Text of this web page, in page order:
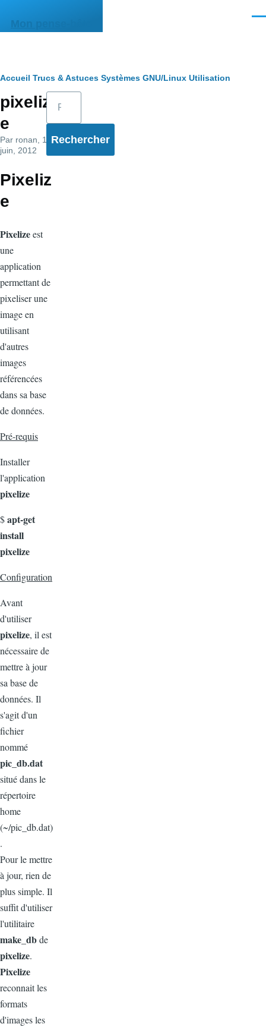
Mon pense-bête
Fil
d'Ariane
Accueil Trucs & Astuces Systèmes GNU/Linux Utilisation
pixeliz
e
Par ronan , 11
juin, 2012
Pixeliz
e
Pixelizeest
une
application
permettant de
pixeliser une
image en
utilisant
d'autres
images
référencées
dans sa base
de données.
Pré-requis
Installer
l'application
pixelize
$apt-get
install
pixelize
Configuration
Avant
d'utiliser
pixelize, il est
nécessaire de
mettre à jour
sa base de
données. Il
s'agit d'un
fichier
nommé
pic_db.dat
situé dans le
répertoire
home
(~/pic_db.dat)
.
Pour le mettre
à jour, rien de
plus simple. Il
suffit d'utiliser
l'utilitaire
make_dbde
pixelize.
Pixelize
reconnait les
formats
d'images les
Rechercher